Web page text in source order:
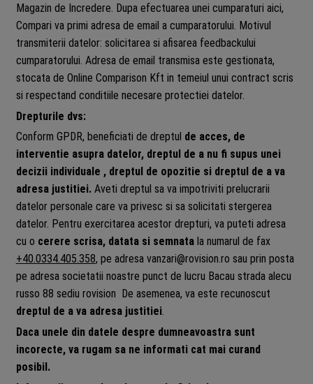
Magazin de Incredere. Dupa efectuarea unei cumparaturi aici,
Compari va primi adresa de email a cumparatorului. Motivul
transmiterii datelor: solicitarea si afisarea feedbackului
cumparatorului. Adresa de email transmisa este gestionata,
stocata de Online Comparison Kft in temeiul unui contract scris
si respectand conditiile necesare protectiei datelor.
Drepturile dvs:
Conform GPDR, beneficiati de dreptul de acces, de
interventie asupra datelor, dreptul de a nu fi supus unei
decizii individuale , dreptul de opozitie si dreptul de a va
adresa justitiei. Aveti dreptul sa va impotriviti prelucrarii
datelor personale care va privesc si sa solicitati stergerea
datelor. Pentru exercitarea acestor drepturi, va puteti adresa
cu o cerere scrisa, datata si semnatala numarul de fax
+40.0334.405.358, pe adresa vanzari@rovision.ro sau prin posta
pe adresa societatii noastre punct de lucru Bacau strada alecu
russo 88 sediu rovision De asemenea, va este recunoscut
dreptul de a va adresa justitiei.
Daca unele din datele despre dumneavoastra sunt
incorecte, va rugam sa ne informati cat mai curand
posibil.